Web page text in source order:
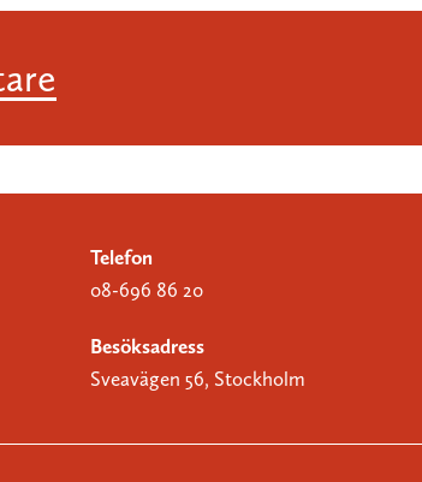
Telefon
08-696 86 20
Besöksadress
Sveavägen 56, Stockholm